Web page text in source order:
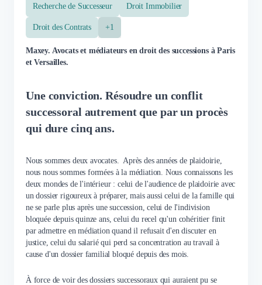
Recherche de Successeur Droit Immobilier
Droit des Contrats +1
Maxey. Avocats et médiateurs en droit des successions à Paris
et Versailles.
Une conviction. Résoudre un conflit
successoral autrement que par un procès
qui dure cinq ans.
Nous sommes deux avocates. Après des années de plaidoirie,
nous nous sommes formées à la médiation. Nous connaissons les
deux mondes de l'intérieur : celui de l'audience de plaidoirie avec
un dossier rigoureux à préparer, mais aussi celui de la famille qui
ne se parle plus après une succession, celui de l'indivision
bloquée depuis quinze ans, celui du recel qu'un cohéritier finit
par admettre en médiation quand il refusait d'en discuter en
justice, celui du salarié qui perd sa concentration au travail à
cause d'un dossier familial bloqué depuis des mois.
À force de voir des dossiers successoraux qui auraient pu se